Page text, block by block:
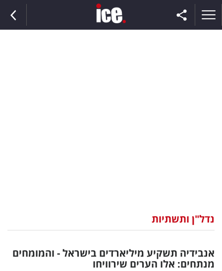
וצרכנות
דיגיטל
נדל"ן ותשתיות
אנבידיה תשקיע מיליארדים בישראל - והמומחים
מנתחים: אלו הערים שירוויחו